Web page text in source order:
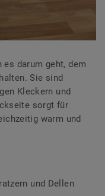
darum geht, dem
Sie sind
Kleckern und
sorgt für
warm und
und Dellen